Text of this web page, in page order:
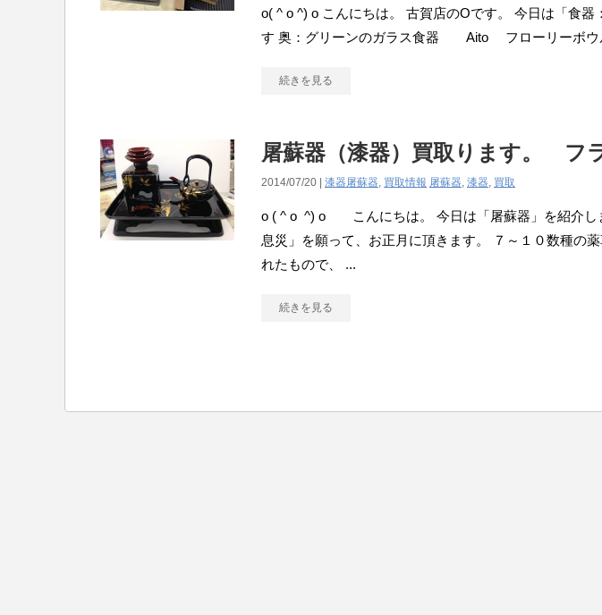
o( ^ o ^) o こんにちは。 古賀店のOです。 今日は「食器
す 奥：グリーンのガラス食器 Aito フローリーボウ
続きを見る
屠蘇器（漆器）買取ります。 フ
2014/07/20 | 漆器屠蘇器, 買取情報 屠蘇器, 漆器, 買取
o ( ^ o ^) o こんにちは。 今日は「屠蘇器」を紹介し
息災」を願って、お正月に頂きます。 ７～１０数種の
れたもので、 ...
続きを見る